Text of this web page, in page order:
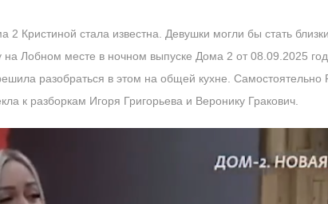
Кристиной стала известна. Девушки могли бы стать
Лобном месте в ночном выпуске Дома 2 от 08.09.2025
разобраться в этом на общей кухне. Самостоятельно
к разборкам Игоря Григорьева и Веронику Гракович.